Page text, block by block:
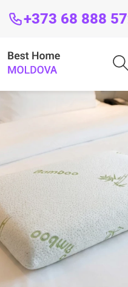
+373 68 888